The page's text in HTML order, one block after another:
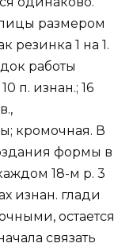
размером
резинка 1 на 1.
работы
п. изнан.; 16
кромочная. В
формы в
18-м р. 3
изнан. глади
остается
связать